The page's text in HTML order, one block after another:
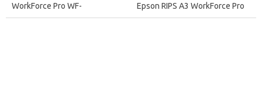
WorkForce Pro WF-
C878RDTWF
Epson RIPS A3 WorkForce Pro
WF-C878RDTWFC